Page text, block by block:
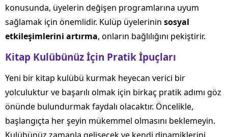
konusunda, üyelerin değişen programlarına uyum
sağlamak için önemlidir. Kulüp üyelerinin sosyal
etkileşimlerini artırma, onların bağlılığını pekiştirir.
Kitap Kulübünüz İçin Pratik İpuçları
Yeni bir kitap kulübü kurmak heyecan verici bir
yolculuktur ve başarılı olmak için birkaç pratik adımı göz
önünde bulundurmak faydalı olacaktır. Öncelikle,
başlangıçta her şeyin mükemmel olmasını beklemeyin.